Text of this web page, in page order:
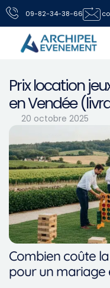
09-82-34-38-66
Prix location
en Vendée
20 octobre 2025
Combien coûte
pour un mariage